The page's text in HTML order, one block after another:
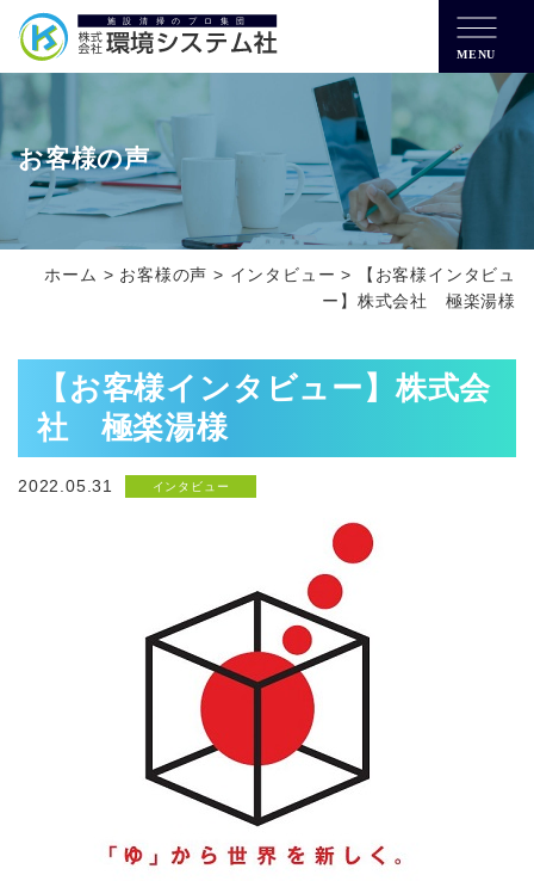
MENU
お客様の声
ホーム > お客様の声 > インタビュー >
【お客様インタビュ
ー】株式会社 極楽湯様
【お客様インタビュー】株式会
社 極楽湯様
2022.05.31 インタビュー